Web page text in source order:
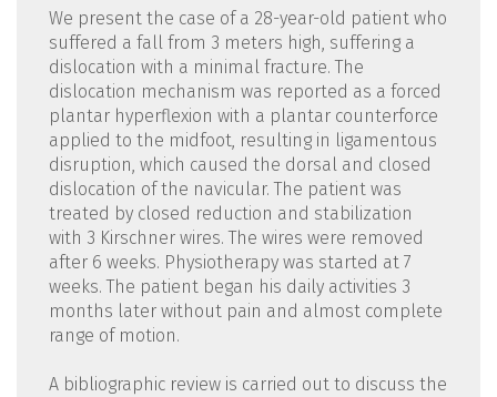
We present the case of a 28-year-old patient who
suffered a fall from 3 meters high, suffering a
dislocation with a minimal fracture. The
dislocation mechanism was reported as a forced
plantar hyperflexion with a plantar counterforce
applied to the midfoot, resulting in ligamentous
disruption, which caused the dorsal and closed
dislocation of the navicular. The patient was
treated by closed reduction and stabilization
with 3 Kirschner wires. The wires were removed
after 6 weeks. Physiotherapy was started at 7
weeks. The patient began his daily activities 3
months later without pain and almost complete
range of motion.
A bibliographic review is carried out to discuss the